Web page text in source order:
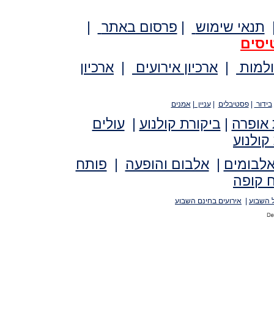
תנאי שימוש | פרסום באתר
|
| ארכיון אירועים | ארכיון
בידור |פסטיבלים |עניין |אמנים
אופרה | ביקורת קולנוע |עולים
קולנוע
|אלבום והופעה | פותח
קופה
השבוע אירועים בחינם השבוע